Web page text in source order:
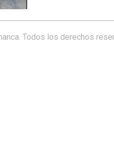
Todos los derechos